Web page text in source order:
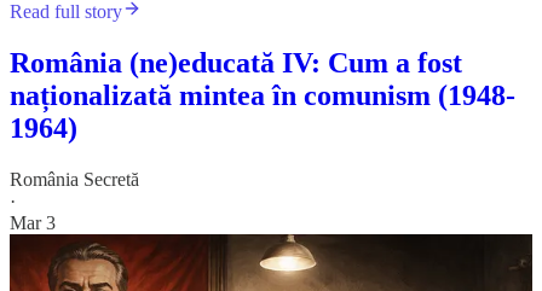
Read full story
România (ne)educată IV: Cum a fost
naționalizată mintea în comunism (1948-
1964)
România Secretă
·
Mar 3